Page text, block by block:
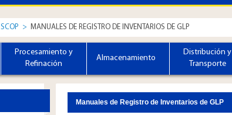
SCOP > MANUALES DE REGISTRO DE INVENTARIOS DE GLP
Procesamiento y
Refinación
Almacenamiento
Distribución y
Transporte
Manuales de Registro de Inventarios de GLP